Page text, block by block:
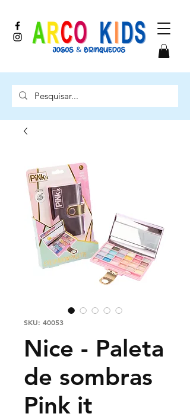
SKU: 40053
Nice - Paleta
de sombras
Pink it